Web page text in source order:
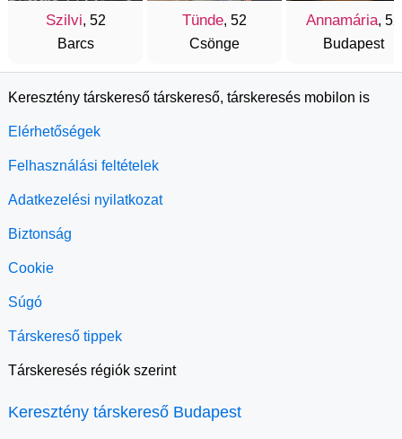
Szilvi, 52
Barcs
Tünde, 52
Csönge
Annamária, 52
Budapest
Keresztény társkereső társkereső, társkeresés mobilon is
Elérhetőségek
Felhasználási feltételek
Adatkezelési nyilatkozat
Biztonság
Cookie
Súgó
Társkereső tippek
Társkeresés régiók szerint
Keresztény társkereső Budapest